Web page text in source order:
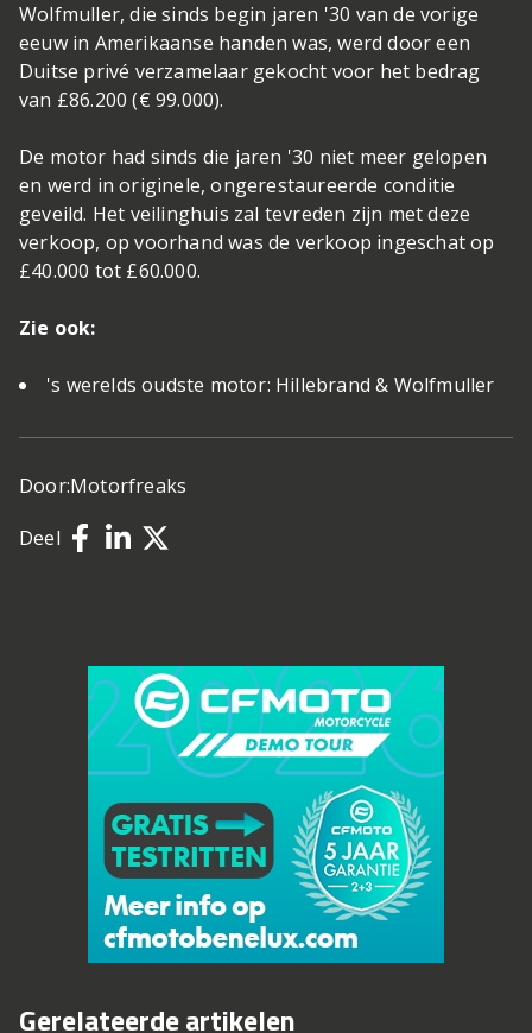
Wolfmuller, die sinds begin jaren '30 van de vorige
eeuw in Amerikaanse handen was, werd door een
Duitse privé verzamelaar gekocht voor het bedrag
van £86.200 (€ 99.000).
De motor had sinds die jaren '30 niet meer gelopen
en werd in originele, ongerestaureerde conditie
geveild. Het veilinghuis zal tevreden zijn met deze
verkoop, op voorhand was de verkoop ingeschat op
£40.000 tot £60.000.
Zie ook:
's werelds oudste motor: Hillebrand & Wolfmuller
Door:Motorfreaks
Deel
Gerelateerde artikelen